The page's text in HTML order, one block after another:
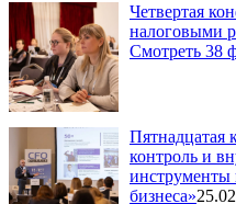
Четвертая
налоговыми
Смотреть 38
Пятнадцатая
контроль и
инструменты
бизнеса»